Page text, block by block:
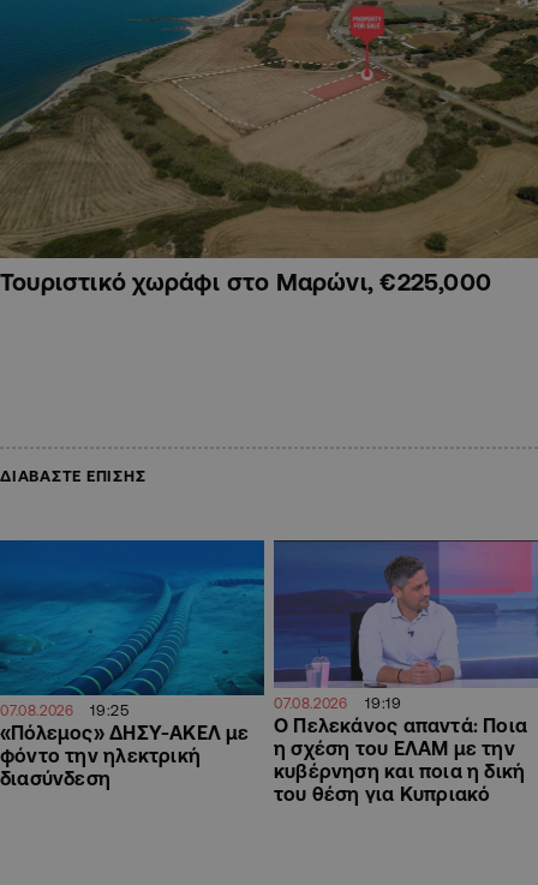
Τουριστικό χωράφι στο Μαρώνι, €225,000
ΔΙΑΒΑΣΤΕ ΕΠΙΣΗΣ
07.08.2026 19:25
«Πόλεμος» ΔΗΣΥ-ΑΚΕΛ με
φόντο την ηλεκτρική
διασύνδεση
07.08.2026 19:19
Ο Πελεκάνος απαντά: Ποια
η σχέση του ΕΛΑΜ με την
κυβέρνηση και ποια η δική
του θέση για Κυπριακό